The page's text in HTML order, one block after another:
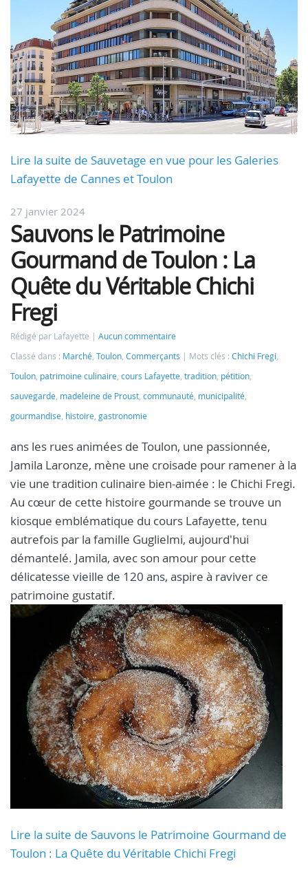
Lire la suite de Sauvetage en vue pour les Galeries
Lafayette de Cannes et Toulon
27 janvier 2024
Sauvons le Patrimoine
Gourmand de Toulon : La
Quête du Véritable Chichi
Fregi
Rédigé par Lafayette
Aucun commentaire
Classé dans : Marché, Toulon, Commerçants Mots clés : Chichi Fregi,
Toulon, patrimoine culinaire, cours Lafayette, tradition, pétition,
sauvegarde, madeleine de Proust, communauté, municipalité,
gourmandise, histoire, gastronomie
ans les rues animées de Toulon, une passionnée,
Jamila Laronze, mène une croisade pour ramener à la
vie une tradition culinaire bien-aimée : le Chichi Fregi.
Au cœur de cette histoire gourmande se trouve un
kiosque emblématique du cours Lafayette, tenu
autrefois par la famille Guglielmi, aujourd'hui
démantelé. Jamila, avec son amour pour cette
délicatesse vieille de 120 ans, aspire à raviver ce
patrimoine gustatif.
Lire la suite de Sauvons le Patrimoine Gourmand de
Toulon : La Quête du Véritable Chichi Fregi